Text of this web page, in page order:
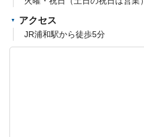
アクセス
JR浦和駅から徒歩5分